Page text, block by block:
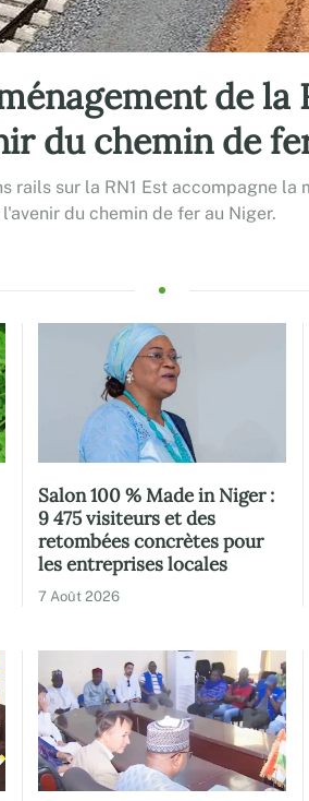
de la
du chemin de
rails sur la RN1 Est accompagne la
du chemin de fer au Niger.
Salon 100 % Made in Niger :
9 475 visiteurs et des
retombées concrètes pour
les entreprises locales
7 Août 2026